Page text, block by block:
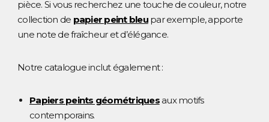
pièce. Si vous recherchez une touche de couleur, notre
collection de papier peint bleupar exemple, apporte
une note de fraîcheur et d’élégance.
Notre catalogue inclut également :
Papiers peints géométriquesaux motifs
contemporains.